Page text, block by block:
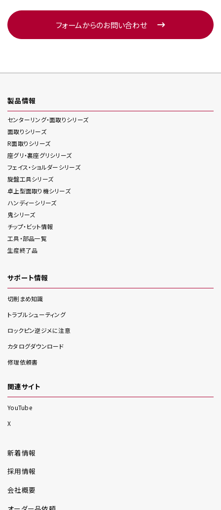
フォームからのお問い合わせ
製品情報
センターリング・面取りシリーズ
面取りシリーズ
R面取りシリーズ
座グリ・裏座グリシリーズ
フェイス・ショルダーシリーズ
旋盤工具シリーズ
卓上型面取り機シリーズ
ハンディーシリーズ
鬼シリーズ
チップ・ビット情報
工具・部品一覧
生産終了品
サポート情報
切削まめ知識
トラブルシューティング
ロックピン逆ジメに注意
カタログダウンロード
修理依頼書
関連サイト
YouTube
X
新着情報
採用情報
会社概要